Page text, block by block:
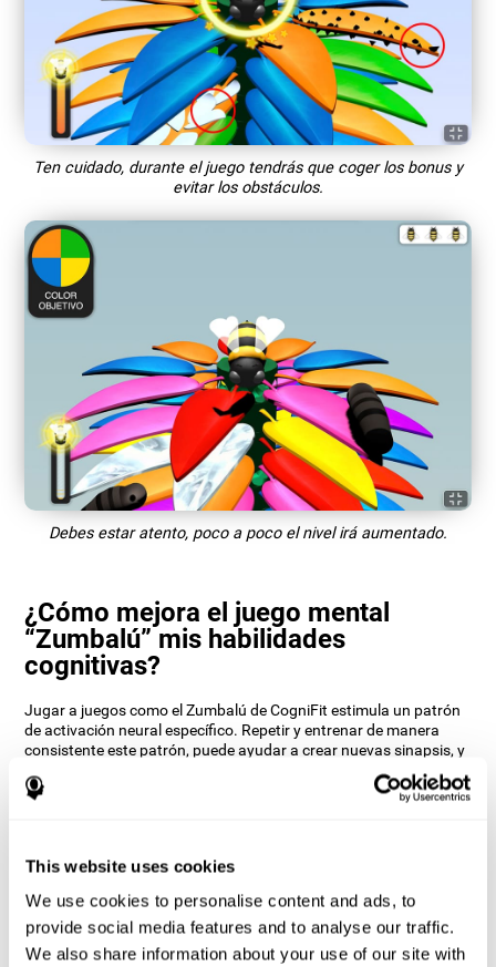
This website uses cookies
We use cookies to personalise content and ads, to
provide social media features and to analyse our traffic.
We also share information about your use of our site with
Ten cuidado, durante el juego tendrás que coger los bonus y
evitar los obstáculos.
Debes estar atento, poco a poco el nivel irá aumentado.
¿Cómo mejora el juego mental
“Zumbalú” mis habilidades
cognitivas?
Jugar a juegos como el Zumbalú de CogniFit estimula un patrón
de activación neural específico. Repetir y entrenar de manera
consistente este patrón, puede ayudar a crear nuevas sinapsis, y
a que los circuitos neuronales se reorganicen y recuperen
funciones cognitivas debilitadas o dañadas.
sinapsis, y a que los circuitos neuronales se reorganicen y
1ª SEMANA 2ª SEMANA 3ª SEMANA